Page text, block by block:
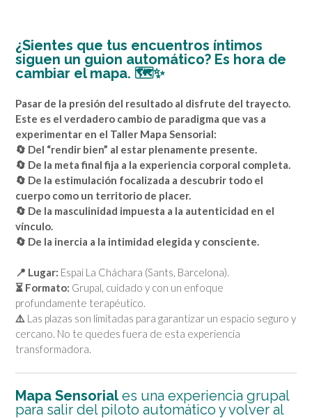
¿Sientes que tus encuentros íntimos
siguen un guion automático? Es hora de
cambiar el mapa. 🗺️✨
Pasar de la presión del resultado al disfrute del trayecto.
Este es el verdadero cambio de paradigma que vas a
experimentar en el Taller Mapa Sensorial:
🔄 Del “rendir bien” al estar plenamente presente.
🔄 De la meta final fija a la experiencia corporal completa.
🔄 De la estimulación focalizada a descubrir todo el
cuerpo como un territorio de placer.
🔄 De la masculinidad impuesta a la autenticidad en el
vínculo.
🔄 De la inercia a la intimidad elegida y consciente.
📍 Lugar: Espai La Cháchara (Sants, Barcelona).
⏳ Formato: Grupal, cuidado y con un enfoque
profundamente terapéutico.
⚠️ Las plazas son limitadas para garantizar un espacio seguro y
cercano. No te quedes fuera de esta experiencia
transformadora.
Mapa Sensoriales una experiencia grupal
para salir del piloto automático y volver al